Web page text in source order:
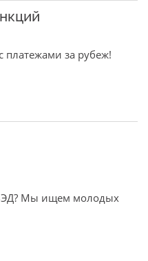
за рубеж!
Мы ищем молодых